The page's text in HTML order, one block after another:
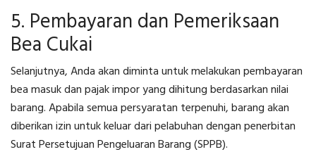
5. Pembayaran dan Pemeriksaan
Bea Cukai
Selanjutnya, Anda akan diminta untuk melakukan pembayaran
bea masuk dan pajak impor yang dihitung berdasarkan nilai
barang. Apabila semua persyaratan terpenuhi, barang akan
diberikan izin untuk keluar dari pelabuhan dengan penerbitan
Surat Persetujuan Pengeluaran Barang (SPPB).